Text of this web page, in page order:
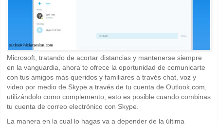
Microsoft, tratando de acortar distancias y mantenerse siempre
en la vanguardia, ahora te ofrece la oportunidad de comunicarte
con tus amigos más queridos y familiares a través chat, voz y
video por medio de Skype a través de tu cuenta de Outlook.com,
utilizándolo como complemento, esto es posible cuando combinas
tu cuenta de correo electrónico con Skype.
La manera en la cual lo hagas va a depender de la última